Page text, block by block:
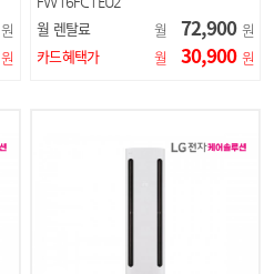
원
원
월 렌탈료 월 72,900 원
카드혜택가
월 30,900 원